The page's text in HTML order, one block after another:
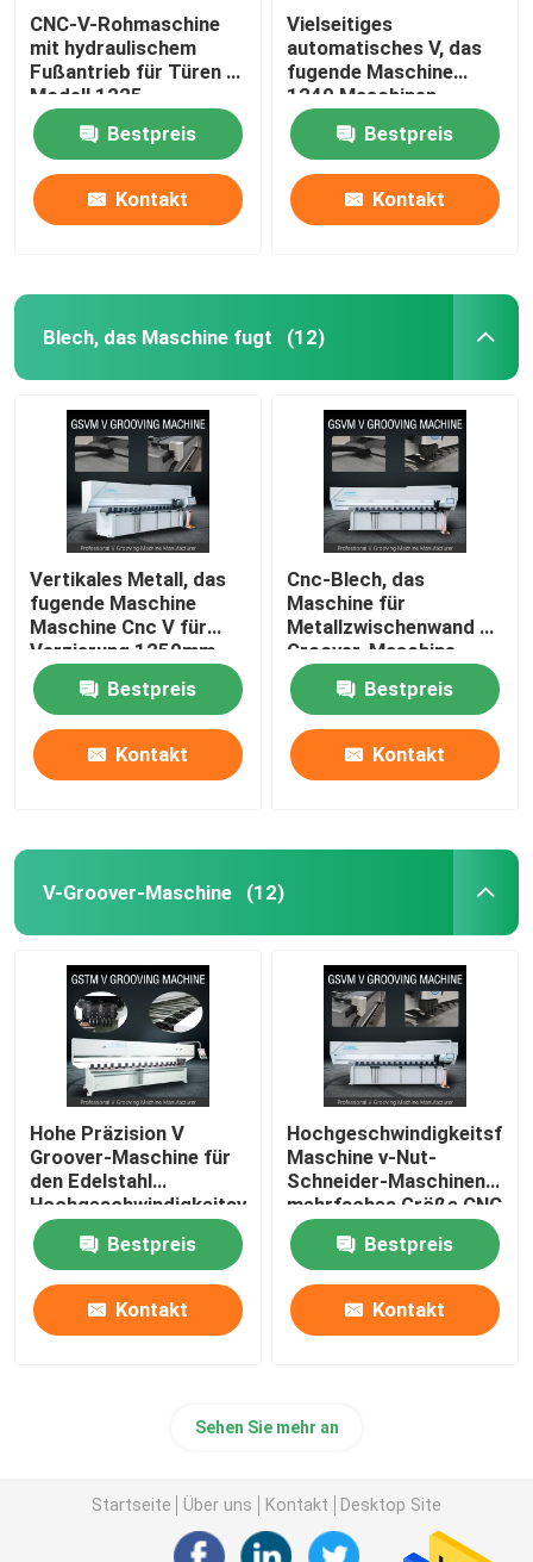
CNC-V-Rohmaschine
mit hydraulischem
Fußantrieb für Türen -
Modell 1225
Bestpreis
Kontakt
Vielseitiges
automatisches V, das
fugende Maschine
1240 Maschinen-
Edelstahl Cnc V fugt
Bestpreis
Kontakt
Blech, das Maschine fugt (12)
Vertikales Metall, das
fugende Maschine
Maschine Cnc V für
Verzierung 1250mm
fugt
Bestpreis
Kontakt
Cnc-Blech, das
Maschine für
Metallzwischenwand V
Groover-Maschine
1240 fugt
Bestpreis
Kontakt
V-Groover-Maschine (12)
Hohe Präzision V
Groover-Maschine für
den Edelstahl
Hochgeschwindigkeitsv
Maschine fugend
Bestpreis
Kontakt
Maschine v-Nut-
Schneider-Maschinen-
mehrfaches Größe CNC
V
Bestpreis
Kontakt
Sehen Sie mehr an
Startseite Über uns Kontakt Desktop Site